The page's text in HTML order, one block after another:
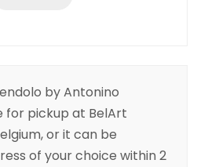
by Antonino
for pickup at BelArt
or it can be
of your choice within 2